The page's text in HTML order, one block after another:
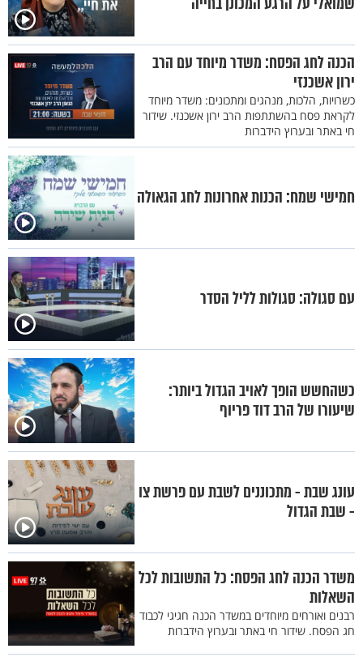
הכנה לחג הפסח: משדר מיוחד עם הרב
ירון אשכנזי
כשרויות, הלכות, מנהגים ומתכונים: משדר מיוחד
לקראת פסח בהשתתפות הרב ירון אשכנזי. שידור
חי באתר ובערוץ הידברות
חמישי שמח: הכנות אחרונות לחג הגאולה
עם סגולה: סגולות לליל הסדר
כשהחשש הופך לאויב הגדול ביותר:
שיעורו של הרב דוד פריוף
עונג שבת - מתכוננים לשבת עם פרשת צו
- שבת הגדול
משדר הכנה לחג הפסח: כל התשובות לכל
השאלות
רבנים ואורחים מיוחדים במשדר הכנה חגיגי לכבוד
חג הפסח. שידור חי באתר ובערוץ הידברות